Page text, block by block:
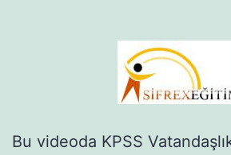
Bu videoda KPSS